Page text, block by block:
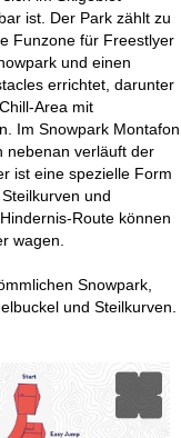
ist. Der Park zählt zu
Funzone für Freestlyer
und einen
errichtet, darunter
Area mit
Im Snowpark Montafon
nebenan verläuft der
ist eine spezielle Form
und
Route können
wagen.
Snowpark,
und Steilkurven.